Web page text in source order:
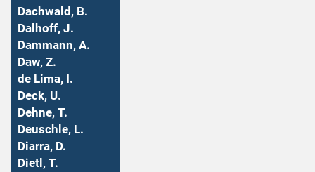
Dachwald, B.
Dalhoff, J.
Dammann, A.
Daw, Z.
de Lima, I.
Deck, U.
Dehne, T.
Deuschle, L.
Diarra, D.
Dietl, T.